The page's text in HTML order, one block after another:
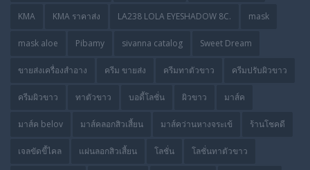
KMA KMA ราคาส่ง LA238 LOLA EYESHADOW 8C. mask
mask aloe Pibamy sivanna catalog Sweet Dream
ขายส่งเครื่องสำอาง ครีม ขายส่ง ครีมทาตัวขาว ครีมปรับผิวขาว
ครีมผิวขาว ทาตัวขาว บอดี้โลชั่น ผิวขาว มาส์ค
มาส์ค belov มาส์คลอกสิวเสี้ยน มาส์คว่านหางจระเข้ ร้านโชคดี
เจลขัดขี้ไคล แผ่นลอกสิวเสี้ยน โลชั่น โลชั่นทาตัวขาว